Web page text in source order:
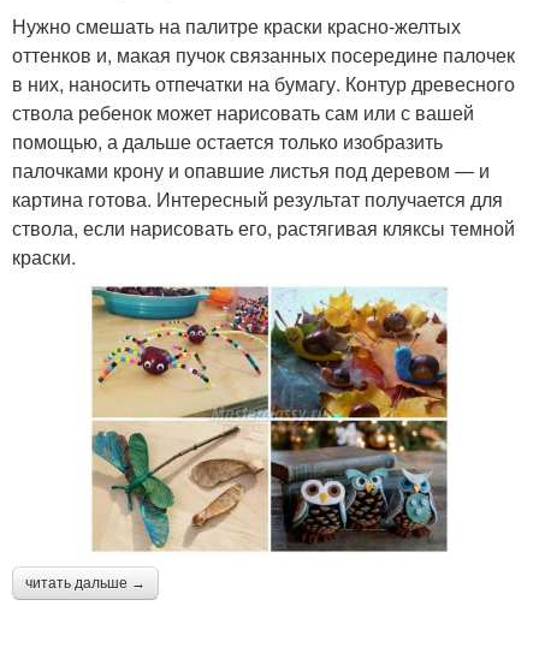
Нужно смешать на палитре краски красно-желтых
оттенков и, макая пучок связанных посередине палочек
в них, наносить отпечатки на бумагу. Контур древесного
ствола ребенок может нарисовать сам или с вашей
помощью, а дальше остается только изобразить
палочками крону и опавшие листья под деревом — и
картина готова. Интересный результат получается для
ствола, если нарисовать его, растягивая кляксы темной
краски.
читать дальше →